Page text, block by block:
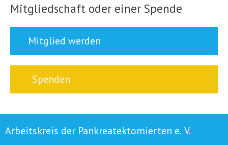
Mitgliedschaft oder einer Spende
Mitglied werden
Spenden
Arbeitskreis der Pankreatektomierten e. V.